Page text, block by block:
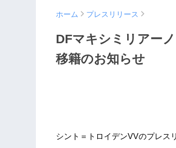
ホーム プレスリリース
DFマキシミリアー
移籍のお知らせ
シント＝トロイデンVVのプレス